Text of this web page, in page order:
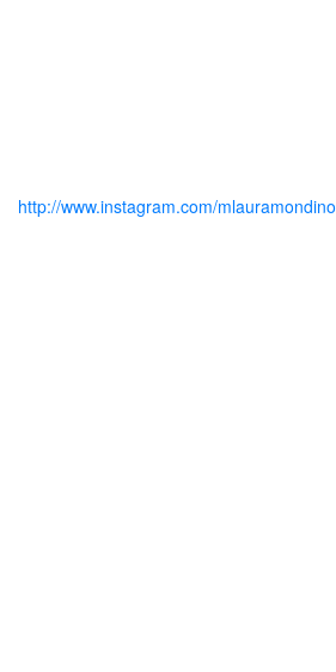
http://www.instagram.com/mlauramondino